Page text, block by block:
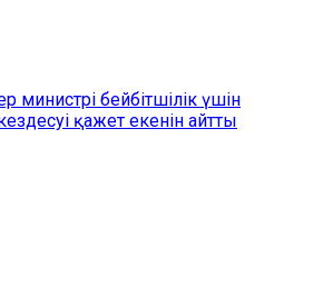
министрі бейбітшілік үшін
қажет екенін айтты